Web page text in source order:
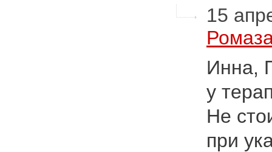
15
Инна,
у
Не
при